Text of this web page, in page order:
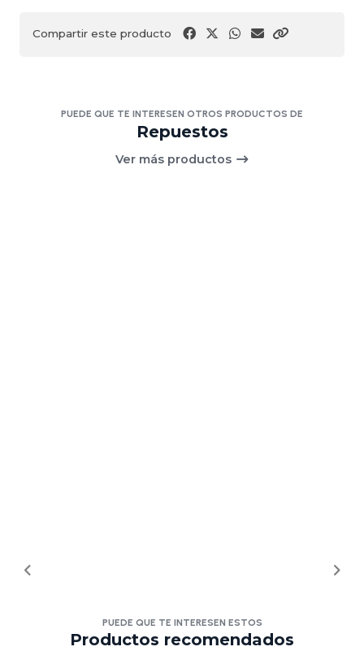
Compartir este producto
PUEDE QUE TE INTERESEN OTROS PRODUCTOS DE
Repuestos
Ver más productos
PUEDE QUE TE INTERESEN ESTOS
Productos recomendados